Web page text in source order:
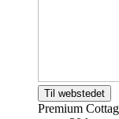
Til webstedet
Premium